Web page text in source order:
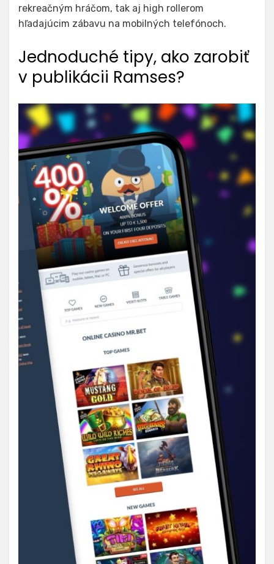
rekreačným hráčom, tak aj high rollerom
hľadajúcim zábavu na mobilných telefónoch.
Jednoduché tipy, ako zarobiť
v publikácii Ramses?